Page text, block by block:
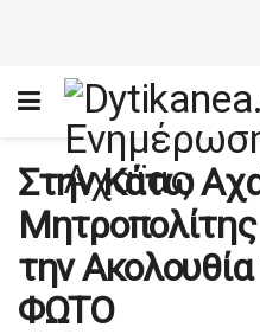
Στην Κάτω
την
ΦΩΤΟ